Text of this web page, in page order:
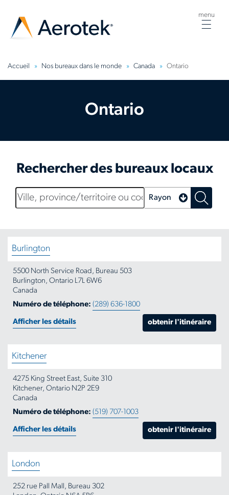
menu
Accueil Nos bureaux dans le monde Canada Ontario
Ontario
Rechercher des bureaux locaux
Ville,
postal
Rayon
Burlington
5500 North Service Road, Bureau 503
Burlington, Ontario L7L 6W6
Canada
Numéro de téléphone: (289) 636-1800
Afficher les détails obtenir l'itinéraire
Kitchener
4275 King Street East, Suite 310
Kitchener, Ontario N2P 2E9
Canada
Numéro de téléphone: (519) 707-1003
Afficher les détails obtenir l'itinéraire
London
252 rue Pall Mall, Bureau 302